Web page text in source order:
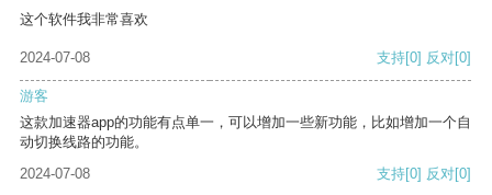
这个软件我非常喜欢
2024-07-08 支持[0] 反对[0]
游客
这款加速器app的功能有点单一，可以增加一些新功能，比如增加一个自
动切换线路的功能。
2024-07-08
支持[0] 反对[0]